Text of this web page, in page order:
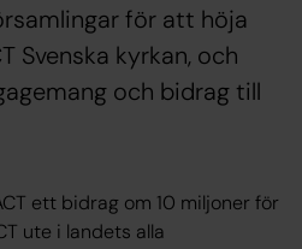
för att höja
Svenska kyrkan, och
och bidrag till
ett bidrag om 10 miljoner för
ute i landets alla